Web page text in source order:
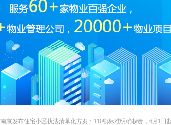
南京发布住宅小区执法清单化方案：110项标准明确权责，6月1日